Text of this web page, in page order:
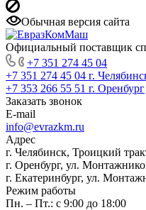
Обычная версия сайта
Официальный поставщик
+7 351 274 45 04
+7 351 274 45 04 г.
+7 353 266 55 51 г. Оренбург
Заказать звонок
E-mail
info@evrazkm.ru
Адрес
г. Челябинск, Троицкий
г. Оренбург, ул.
г. Екатеринбург, ул.
Режим работы
Пн. – Пт.: с 9:00 до 18:00